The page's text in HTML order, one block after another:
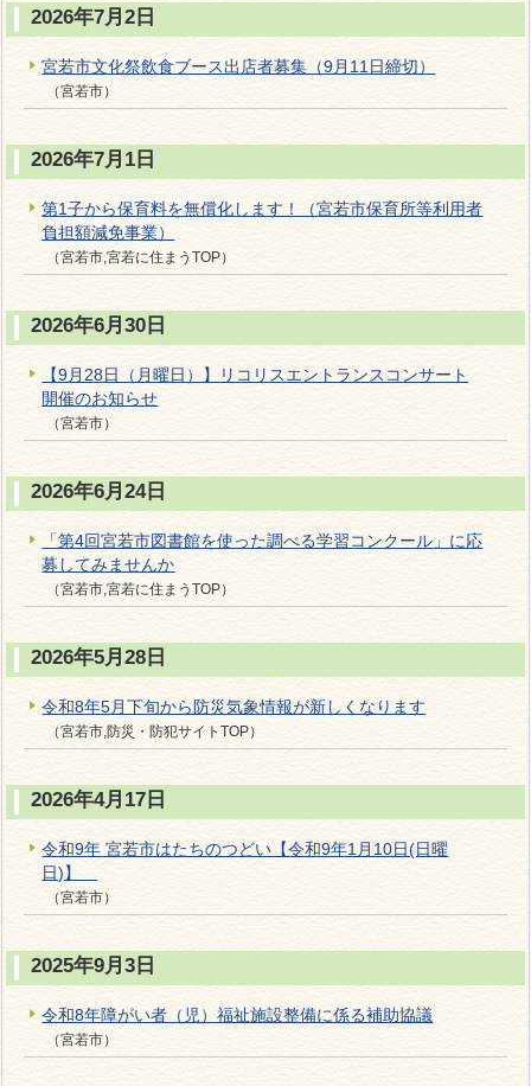
2026年7月2日
宮若市文化祭飲食ブース出店者募集（9月11日締切）
（宮若市）
2026年7月1日
第1子から保育料を無償化します！（宮若市保育所等利用者
負担額減免事業）
（宮若市,宮若に住まうTOP）
2026年6月30日
【9月28日（月曜日）】リコリスエントランスコンサート
開催のお知らせ
（宮若市）
2026年6月24日
「第4回宮若市図書館を使った調べる学習コンクール」に応
募してみませんか
（宮若市,宮若に住まうTOP）
2026年5月28日
令和8年5月下旬から防災気象情報が新しくなります
（宮若市,防災・防犯サイトTOP）
2026年4月17日
令和9年 宮若市はたちのつどい【令和9年1月10日(日曜
日)】
（宮若市）
2025年9月3日
令和8年障がい者（児）福祉施設整備に係る補助協議
（宮若市）